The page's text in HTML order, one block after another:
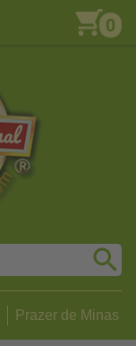
0
Prazer de Minas